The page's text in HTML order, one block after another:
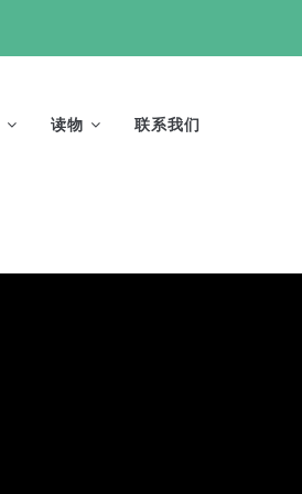
读物 联系我们